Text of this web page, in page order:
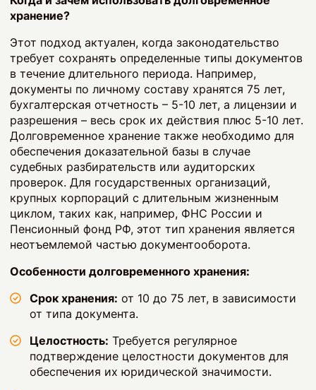
хранение?
Этот подход актуален, когда законодательство
требует сохранять определенные типы документов
в течение длительного периода. Например,
документы по личному составу хранятся 75 лет,
бухгалтерская отчетность – 5-10 лет, а лицензии и
разрешения – весь срок их действия плюс 5-10 лет.
Долговременное хранение также необходимо для
обеспечения доказательной базы в случае
судебных разбирательств или аудиторских
проверок. Для государственных организаций,
крупных корпораций с длительным жизненным
циклом, таких как, например, ФНС России и
Пенсионный фонд РФ, этот тип хранения является
неотъемлемой частью документооборота.
Особенности долговременного хранения:
Срок хранения: от 10 до 75 лет, в зависимости
от типа документа.
Целостность: Требуется регулярное
подтверждение целостности документов для
обеспечения их юридической значимости.